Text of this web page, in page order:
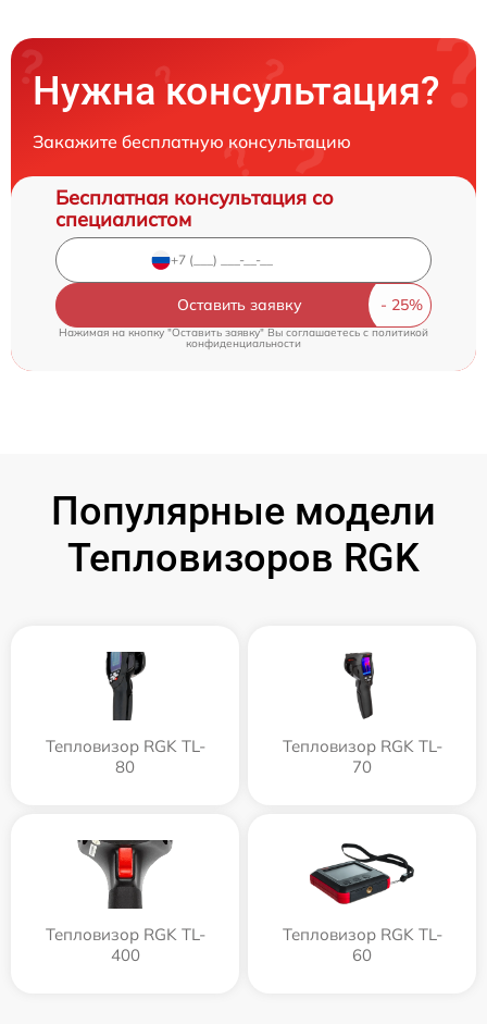
Нужна консультация?
Закажите бесплатную консультацию
Бесплатная консультация со
специалистом
Оставить заявку
Нажимая на кнопку "Оставить заявку" Вы соглашаетесь cполитикой
конфиденциальности
Популярные модели
Тепловизоров RGK
Тепловизор RGK TL-
80
Тепловизор RGK TL-
70
Тепловизор RGK TL-
400
Тепловизор RGK TL-
60